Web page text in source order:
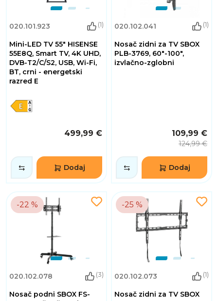
020.101.923 (1)
Mini-LED TV 55" HISENSE
55E8Q, Smart TV, 4K UHD,
DVB-T2/C/S2, USB, Wi-Fi,
BT, crni - energetski
razred E
499,99 €
Dodaj
020.102.041 (1)
Nosač zidni za TV SBOX
PLB-3769, 60"-100",
izvlačno-zglobni
109,99 €
124,99 €
Dodaj
-22 %
020.102.078 (3)
Nosač podni SBOX FS-
-25 %
020.102.073 (1)
Nosač zidni za TV SBOX